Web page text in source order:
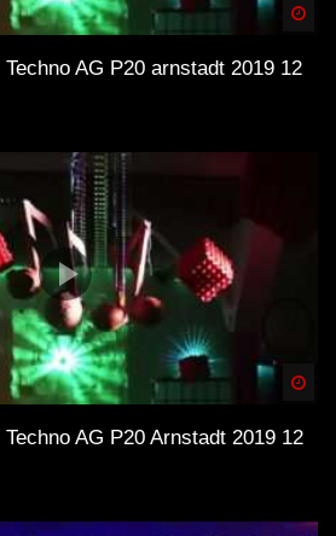
AG P20 arnstadt 2019 12
AG P20 Arnstadt 2019 12